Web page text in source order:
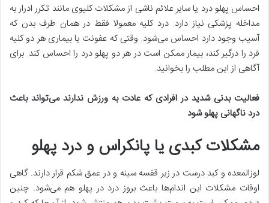
احساس پهلو درد یا سایر علائم ناشی از مشکلات کلیوی مانند تکرر ادرار به
مداخله پزشکی نیاز دارد. درد کلیه معمولا فقط در همان طرف بدن که
آسیب وجود دارد احساس می‌شود. وقتی که عفونت یا بیماری هر دو کلیه
فرد را درگیر کند، بیمار ممکن است در هر دو پهلو درد را احساس کند. برای
آگاهی از این مطلب را بخوانید.
فعالیت بدنی شدید در افرادی که عادت به ورزش ندارند می‌تواند باعث
درد ناگهانی پهلو شود
مشکلات کبدی یا پانکراس و درد پهلو
لوزالمعده و کبد درست در زیر قفسه سینه و در عمق شکم قرار دارند. گاهی
اوقات مشکلات این اندام‌ها باعث بروز درد در پهلو هم می‌شود. چنین